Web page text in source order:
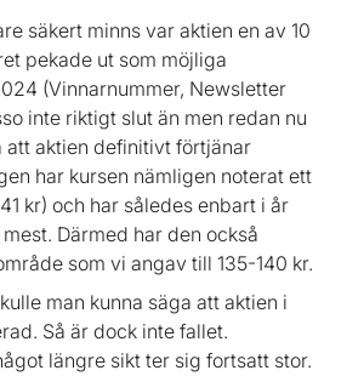
säkert minns var aktien en av 10
pekade ut som möjliga
(Vinnarnummer, Newsletter
inte riktigt slut än men redan nu
att aktien definitivt förtjänar
har kursen nämligen noterat ett
kr) och har således enbart i år
Därmed har den också
som vi angav till 135-140 kr.
man kunna säga att aktien i
Så är dock inte fallet.
längre sikt ter sig fortsatt stor.